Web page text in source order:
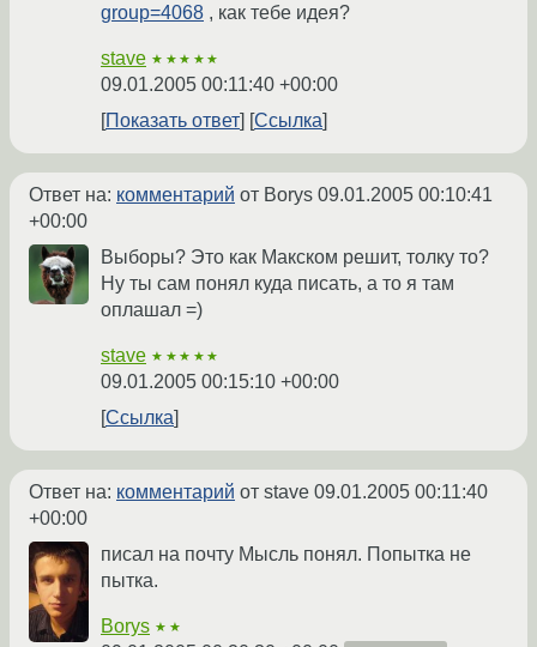
group=4068 , как тебе идея?
stave ★★★★★
09.01.2005 00:11:40 +00:00
Показать ответ
Ссылка
Ответ на: комментарий от Borys 09.01.2005 00:10:41
+00:00
Выборы? Это как Макском решит, толку то?
Ну ты сам понял куда писать, а то я там
оплашал =)
stave ★★★★★
09.01.2005 00:15:10 +00:00
Ссылка
Ответ на: комментарий от stave 09.01.2005 00:11:40
+00:00
писал на почту Мысль понял. Попытка не
пытка.
Borys ★★